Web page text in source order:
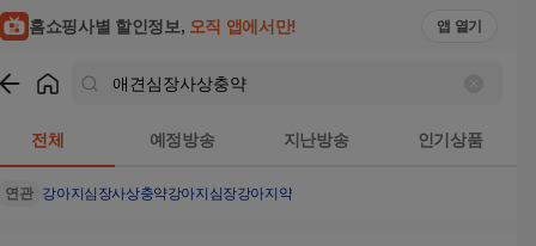
홈쇼핑사별 할인정보, 오직 앱에서만! 앱 열기
전체 예정방송 지난방송 인기상품
연관 강아지심장사상충약강아지심장강아지약